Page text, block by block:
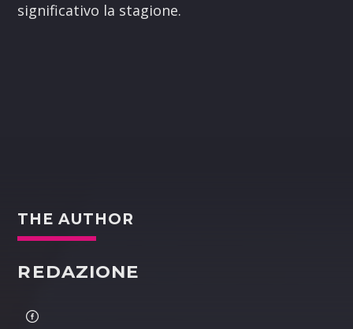
significativo la stagione.
THE AUTHOR
REDAZIONE